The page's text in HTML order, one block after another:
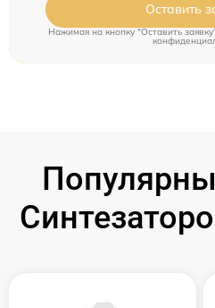
Оставить
Нажимая на кнопку "Оставить